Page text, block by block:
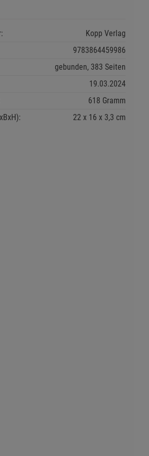
Kopp Verlag
9783864459986
gebunden, 383 Seiten
19.03.2024
618 Gramm
22 16 3,3 cm